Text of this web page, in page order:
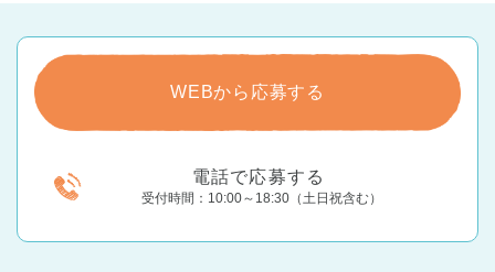
WEBから応募する
電話で応募する
受付時間：10:00～18:30（土日祝含む）